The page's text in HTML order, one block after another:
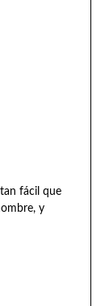
fácil que
y